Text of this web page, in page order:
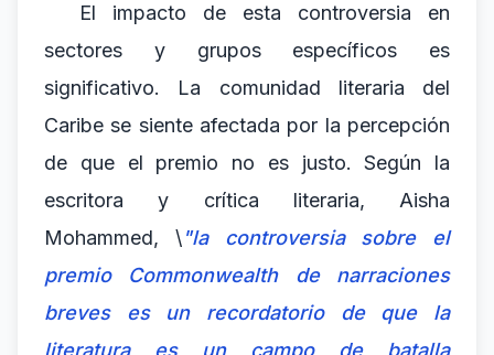
El impacto de esta controversia en
sectores y grupos específicos es
significativo. La comunidad literaria del
Caribe se siente afectada por la percepción
de que el premio no es justo. Según la
escritora y crítica literaria, Aisha
Mohammed, \"la controversia sobre el
premio Commonwealth de narraciones
breves es un recordatorio de que la
literatura es un campo de batalla